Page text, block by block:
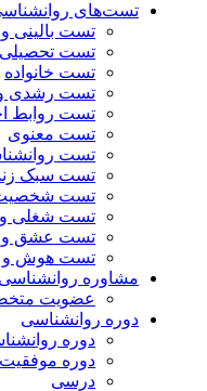
تست‌های
تست بالینی
تست تحصیلی
تست خانواده
تست رشدی
تست روابط
تست معنوی
تست
تست سبک
تست
تست شغلی و
تست عشق و
تست هوش و
مشاوره روانشناسی
عضویت
دوره روانشناسی
دوره
دوره موفقیت
درسی